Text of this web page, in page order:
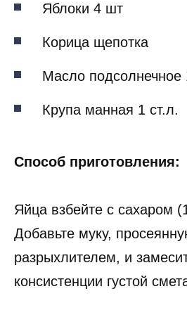
Яблоки 4 шт
Корица щепотка
Масло подсолнечное
Крупа манная 1 ст.л.
Способ приготовления:
Яйца взбейте с сахаром
Добавьте муку,
разрыхлителем, и
консистенции густой